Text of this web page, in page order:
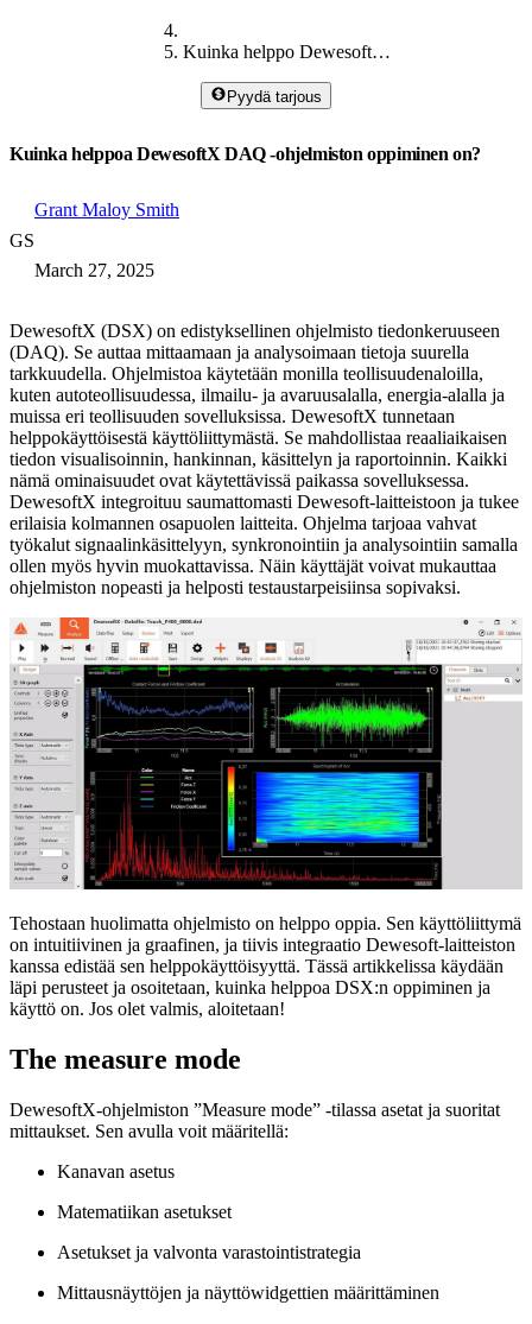
Kuinka helppo DewesoftX on
Pyydä tarjous
Kuinka helppoa DewesoftX DAQ -ohjelmiston oppiminen on?
GS
Grant Maloy Smith
March 27, 2025
DewesoftX (DSX) on edistyksellinen ohjelmisto tiedonkeruuseen
(DAQ). Se auttaa mittaamaan ja analysoimaan tietoja suurella
tarkkuudella. Ohjelmistoa käytetään monilla teollisuudenaloilla,
kuten autoteollisuudessa, ilmailu- ja avaruusalalla, energia-alalla ja
muissa eri teollisuuden sovelluksissa. DewesoftX tunnetaan
helppokäyttöisestä käyttöliittymästä. Se mahdollistaa reaaliaikaisen
tiedon visualisoinnin, hankinnan, käsittelyn ja raportoinnin. Kaikki
nämä ominaisuudet ovat käytettävissä paikassa sovelluksessa.
DewesoftX integroituu saumattomasti Dewesoft-laitteistoon ja tukee
erilaisia kolmannen osapuolen laitteita. Ohjelma tarjoaa vahvat
työkalut signaalinkäsittelyyn, synkronointiin ja analysointiin samalla
ollen myös hyvin muokattavissa. Näin käyttäjät voivat mukauttaa
ohjelmiston nopeasti ja helposti testaustarpeisiinsa sopivaksi.
Tehostaan huolimatta ohjelmisto on helppo oppia. Sen käyttöliittymä
on intuitiivinen ja graafinen, ja tiivis integraatio Dewesoft-laitteiston
kanssa edistää sen helppokäyttöisyyttä. Tässä artikkelissa käydään
läpi perusteet ja osoitetaan, kuinka helppoa DSX:n oppiminen ja
käyttö on. Jos olet valmis, aloitetaan!
The measure mode
DewesoftX-ohjelmiston ”Measure mode” -tilassa asetat ja suoritat
mittaukset. Sen avulla voit määritellä:
Kanavan asetus
Matematiikan asetukset
Asetukset ja valvonta varastointistrategia
Mittausnäyttöjen ja näyttöwidgettien määrittäminen